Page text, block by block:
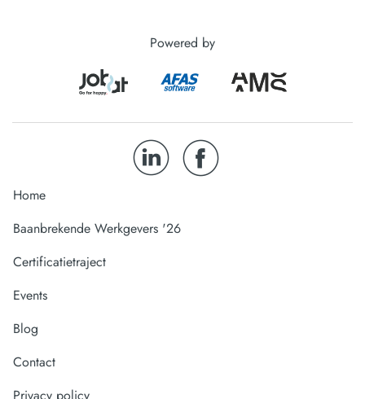
Powered by
Home
Baanbrekende Werkgevers '26
Certificatietraject
Events
Blog
Contact